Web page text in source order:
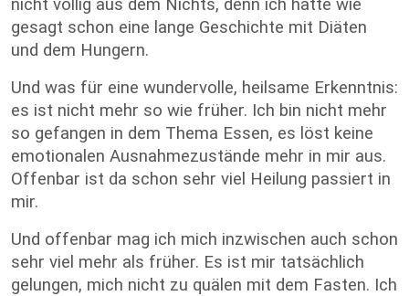
nicht völlig aus dem Nichts, denn ich hatte wie
gesagt schon eine lange Geschichte mit Diäten
und dem Hungern.
Und was für eine wundervolle, heilsame Erkenntnis:
es ist nicht mehr so wie früher. Ich bin nicht mehr
so gefangen in dem Thema Essen, es löst keine
emotionalen Ausnahmezustände mehr in mir aus.
Offenbar ist da schon sehr viel Heilung passiert in
mir.
Und offenbar mag ich mich inzwischen auch schon
sehr viel mehr als früher. Es ist mir tatsächlich
gelungen, mich nicht zu quälen mit dem Fasten. Ich